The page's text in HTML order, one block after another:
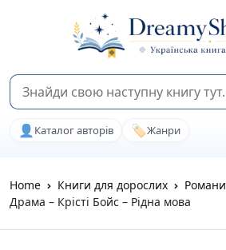
👤 Каталог авторів 🏷️Жанри
Home Книги для дорослих Романи
Драма – Крісті Бойс – Рідна мова